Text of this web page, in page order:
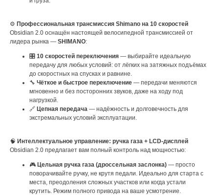
⚙️ Профессиональная трансмиссия Shimano на 10 скоростей
Obsidian 2.0 оснащён настоящей велосипедной трансмиссией от
лидера рынка — SHIMANO:
🎛️ 10 скоростей переключения — выбирайте идеальную
передачу для любых условий: от лёгких на затяжных подъёмах
до скоростных на спусках и равнине.
🔧 Чёткое и быстрое переключение — передачи меняются
мгновенно и без посторонних звуков, даже на ходу под
нагрузкой.
🔗 Цепная передача — надёжность и долговечность для
экстремальных условий эксплуатации.
🧠 Интеллектуальное управление: ручка газа + LCD-дисплей
Obsidian 2.0 предлагает вам полный контроль над мощностью:
🎮 Цельная ручка газа (дроссельная заслонка) — просто
поворачивайте ручку, не крутя педали. Идеально для старта с
места, преодоления сложных участков или когда устали
крутить. Режим полного привода на ваше усмотрение.